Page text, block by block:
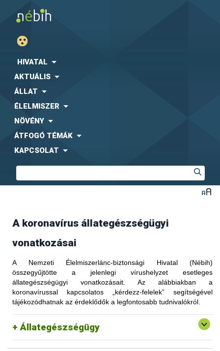
HIVATAL
AKTUÁLIS
ÁLLAT
ÉLELMISZER
NÖVÉNY
ÁTFOGÓ TÉMÁK
KAPCSOLAT
A koronavírus állategészségügyi
vonatkozásai
A Nemzeti Élelmiszerlánc-biztonsági Hivatal (Nébih)
összegyűjtötte a jelenlegi vírushelyzet esetleges
állategészségügyi vonatkozásait. Az alábbiakban a
koronavírussal kapcsolatos „kérdezz-felelek” segítségével
tájékozódhatnak az érdeklődők a legfontosabb tudnivalókról.
Állategészségügy